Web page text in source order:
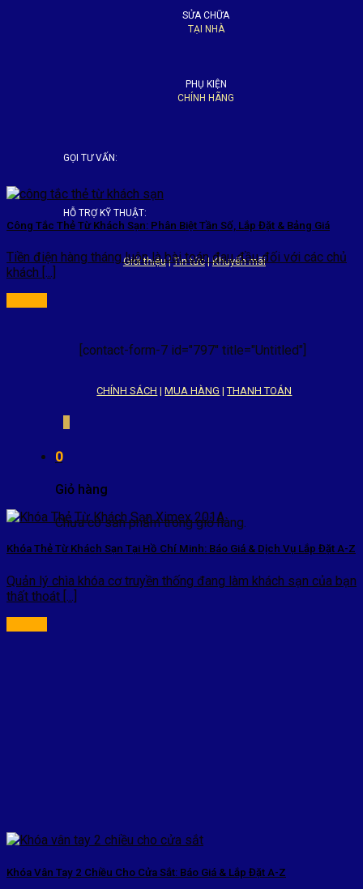
SỬA CHỮA
TẠI NHÀ
PHỤ KIỆN
CHÍNH HÃNG
GỌI TƯ VẤN:
HỖ TRỢ KỸ THUẬT:
Giới thiệu|Tin tức|Khuyến mãi
[contact-form-7 id="797" title="Untitled"]
CHÍNH SÁCH |MUA HÀNG |THANH TOÁN
0
Giỏ hàng
Chưa có sản phẩm trong giỏ hàng.
Công Tắc Thẻ Từ Khách Sạn: Phân Biệt Tần Số, Lắp Đặt & Bảng Giá
Tiền điện hàng tháng luôn là bài toán đau đầu đối với các chủ
khách [...]
Khóa Thẻ Từ Khách Sạn Tại Hồ Chí Minh: Báo Giá & Dịch Vụ Lắp Đặt A-Z
Quản lý chìa khóa cơ truyền thống đang làm khách sạn của bạn
thất thoát [...]
Khóa Vân Tay 2 Chiều Cho Cửa Sắt: Báo Giá & Lắp Đặt A-Z